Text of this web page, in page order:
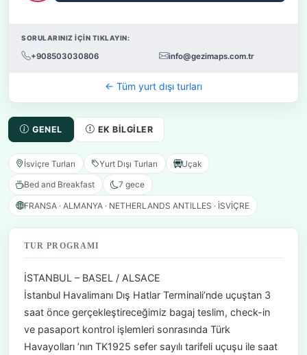
SORULARINIZ İÇİN TIKLAYIN:
+908503030806 info@gezimaps.com.tr
← Tüm yurt dışı turları
GENEL EK BILGILER
İsviçre Turları Yurt Dışı Turları Uçak
Bed and Breakfast 7 gece
FRANSA · ALMANYA · NETHERLANDS ANTILLES · İSVİÇRE
TUR PROGRAMI
İSTANBUL – BASEL / ALSACE
İstanbul Havalimanı Dış Hatlar Terminali’nde uçuştan 3
saat önce gerçekleştireceğimiz bagaj teslim, check-in
ve pasaport kontrol işlemleri sonrasında Türk
Havayolları ’nın TK1925 sefer sayılı tarifeli uçuşu ile saat